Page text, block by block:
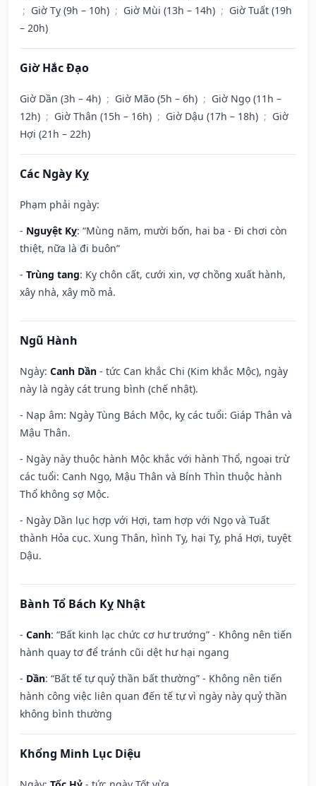
; Giờ Tỵ (9h – 10h) ; Giờ Mùi (13h – 14h) ; Giờ Tuất (19h
– 20h)
Giờ Hắc Đạo
Giờ Dần (3h – 4h) ; Giờ Mão (5h – 6h) ; Giờ Ngọ (11h –
12h) ; Giờ Thân (15h – 16h) ; Giờ Dậu (17h – 18h) ; Giờ
Hợi (21h – 22h)
Các Ngày Kỵ
Phạm phải ngày:
- Nguyệt Kỵ: “Mùng năm, mười bốn, hai ba - Đi chơi còn
thiệt, nữa là đi buôn”
- Trùng tang: Kỵ chôn cất, cưới xin, vợ chồng xuất hành,
xây nhà, xây mồ mả.
Ngũ Hành
Ngày: Canh Dần - tức Can khắc Chi (Kim khắc Mộc), ngày
này là ngày cát trung bình (chế nhật).
- Nạp âm: Ngày Tùng Bách Mộc, kỵ các tuổi: Giáp Thân và
Mậu Thân.
- Ngày này thuộc hành Mộc khắc với hành Thổ, ngoại trừ
các tuổi: Canh Ngọ, Mậu Thân và Bính Thìn thuộc hành
Thổ không sợ Mộc.
- Ngày Dần lục hợp với Hợi, tam hợp với Ngọ và Tuất
thành Hỏa cục. Xung Thân, hình Tỵ, hại Tỵ, phá Hợi, tuyệt
Dậu.
Bành Tổ Bách Kỵ Nhật
- Canh: “Bất kinh lạc chức cơ hư trướng” - Không nên tiến
hành quay tơ để tránh cũi dệt hư hại ngang
- Dần: “Bất tế tự quỷ thần bất thường” - Không nên tiến
hành công việc liên quan đến tế tự vì ngày này quỷ thần
không bình thường
Khổng Minh Lục Diệu